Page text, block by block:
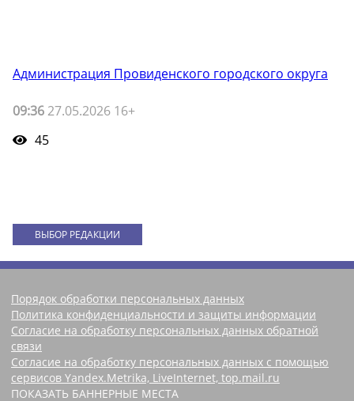
Администрация Провиденского городского округа
09:36 27.05.2026 16+
45
ВЫБОР РЕДАКЦИИ
Порядок обработки персональных данных
Политика конфиденциальности и защиты информации
Согласие на обработку персональных данных обратной
связи
Согласие на обработку персональных данных с помощью
сервисов Yandex.Metrika, LiveInternet, top.mail.ru
ПОКАЗАТЬ БАННЕРНЫЕ МЕСТА